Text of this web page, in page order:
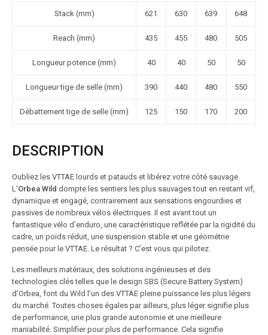
Stack (mm) 621 630 639 648
Reach (mm) 435 455 480 505
Longueur potence (mm) 40 40 50 50
Longueur tige de selle (mm) 390 440 480 550
Débattement tige de selle (mm) 125 150 170 200
DESCRIPTION
Oubliez les VTTAE lourds et patauds et libérez votre côté sauvage.
L’Orbea Wild dompte les sentiers les plus sauvages tout en restant vif,
dynamique et engagé, contrairement aux sensations engourdies et
passives de nombreux vélos électriques. Il est avant tout un
fantastique vélo d’enduro, une caractéristique reflétée par la rigidité du
cadre, un poids réduit, une suspension stable et une géométrie
pensée pour le VTTAE. Le résultat ? C’est vous qui pilotez.
Les meilleurs matériaux, des solutions ingénieuses et des
technologies clés telles que le design SBS (Secure Battery System)
d’Orbea, font du Wild l’un des VTTAE pleine puissance les plus légers
du marché. Toutes choses égales par ailleurs, plus léger signifie plus
de performance, une plus grande autonomie et une meilleure
maniabilité. Simplifier pour plus de performance. Cela signifie